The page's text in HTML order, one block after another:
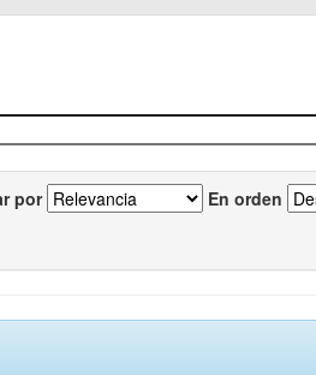
por En orden